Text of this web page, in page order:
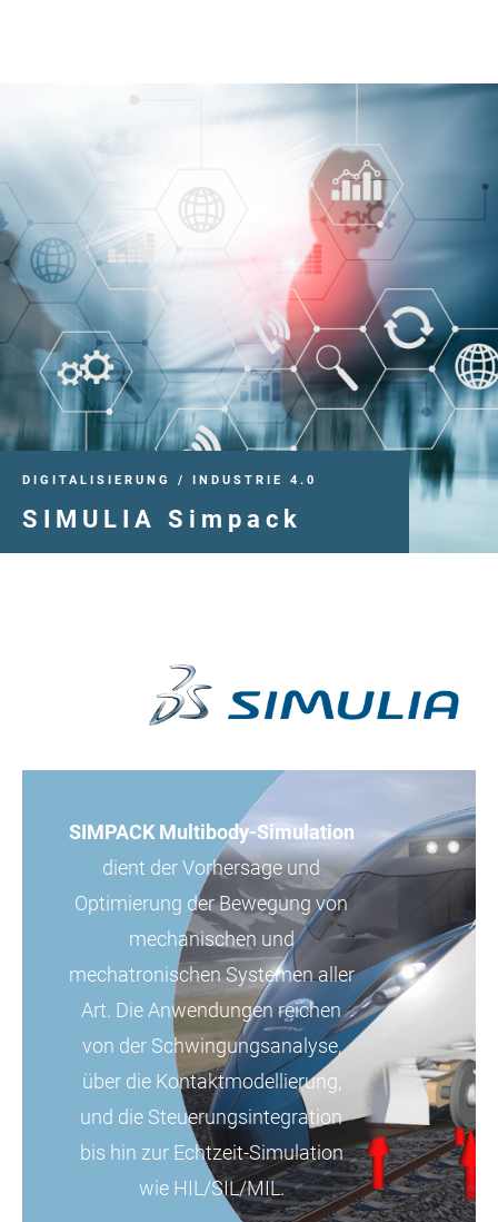
DIGITALISIERUNG / INDUSTRIE 4.0
SIMULIA Simpack
SIMPACK Multibody-Simulation
dient der Vorhersage und
Optimierung der Bewegung von
mechanischen und
mechatronischen Systemen aller
Art. Die Anwendungen reichen
von der Schwingungsanalyse,
über die Kontaktmodellierung,
und die Steuerungsintegration
bis hin zur Echtzeit-Simulation
wie HIL/SIL/MIL.